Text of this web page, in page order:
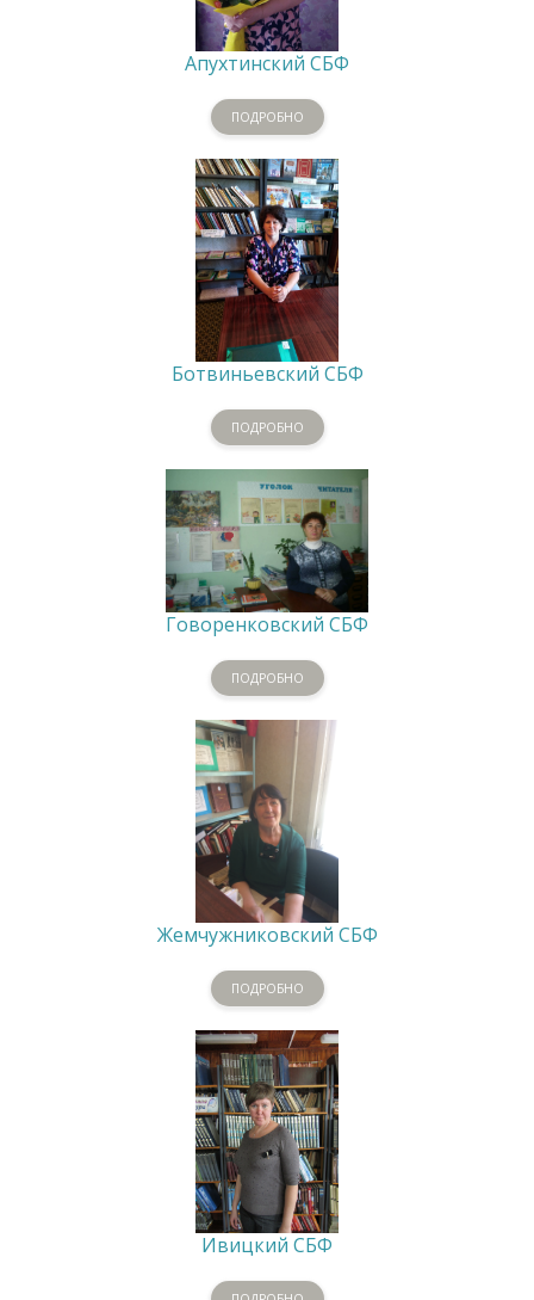
Апухтинский СБФ
ПОДРОБНО
Ботвиньевский СБФ
ПОДРОБНО
Говоренковский СБФ
ПОДРОБНО
Жемчужниковский СБФ
ПОДРОБНО
Ивицкий СБФ